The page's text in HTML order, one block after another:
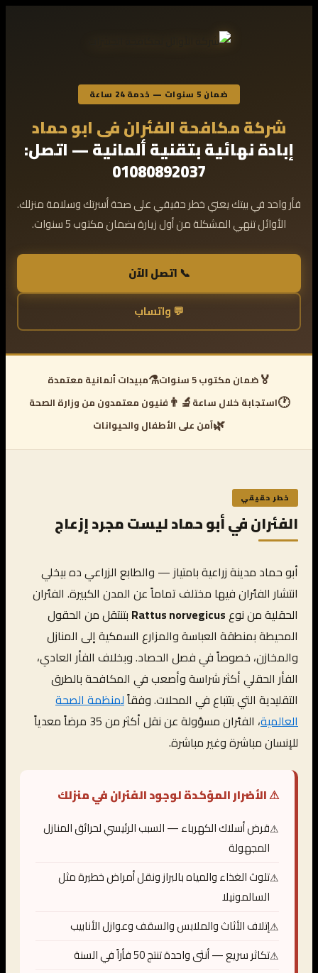
ضمان 5 سنوات — خدمة 24 ساعة
شركة مكافحة الفئران فى ابو حماد
إبادة نهائية بتقنية ألمانية — اتصل:
01080892037
فأر واحد في بيتك يعني خطر حقيقي على صحة أسرتك وسلامة منزلك.
الأوائل تنهي المشكلة من أول زيارة بضمان مكتوب 5 سنوات.
📞 اتصل الآن
💬 واتساب
🏅ضمان مكتوب 5 سنوات ⚗️مبيدات ألمانية معتمدة
🕐استجابة خلال ساعة👨‍🔬 فنيون معتمدون من وزارة الصحة
🌿آمن على الأطفال والحيوانات
خطر حقيقي
الفئران في أبو حماد ليست مجرد إزعاج
أبو حماد مدينة زراعية بامتياز — والطابع الزراعي ده بيخلي
انتشار الفئران فيها مختلف تماماً عن المدن الكبيرة. الفئران
الحقلية من نوعRattus norvegicus بتنتقل من الحقول
المحيطة بمنطقة العباسة والمزارع السمكية إلى المنازل
والمخازن، خصوصاً في فصل الحصاد. وبخلاف الفأر العادي،
الفأر الحقلي أكثر شراسة وأصعب في المكافحة بالطرق
التقليدية التي بتتباع في المحلات. وفقاًلمنظمة الصحة
العالمية
، الفئران مسؤولة عن نقل أكثر من 35 مرضاً معدياً
للإنسان مباشرة وغير مباشرة.
⚠ الأضرار المؤكدة لوجود الفئران في منزلك
قرض أسلاك الكهرباء — السبب الرئيسي لحرائق المنازل
المجهولة
تلوث الغذاء والمياه بالبراز ونقل أمراض خطيرة مثل
السالمونيلا
إتلاف الأثاث والملابس والسقف وعوازل الأنابيب
تكاثر سريع — أنثى واحدة تنتج 50 فأراً في السنة